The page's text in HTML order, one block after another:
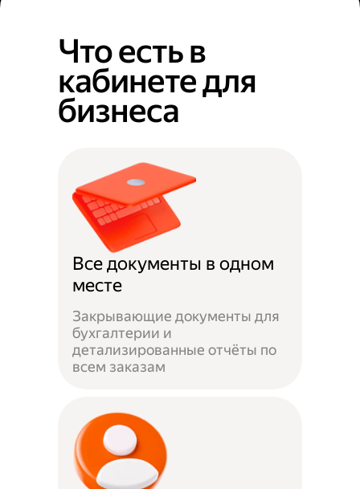
Что есть в
кабинете для
бизнеса
Все документы в одном
месте
Закрывающие документы для
бухгалтерии и
детализированные отчёты по
всем заказам